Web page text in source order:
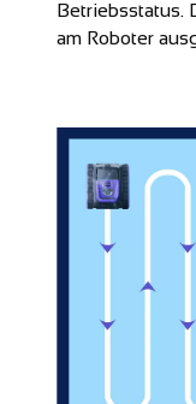
Betriebsstatus.
am Roboter